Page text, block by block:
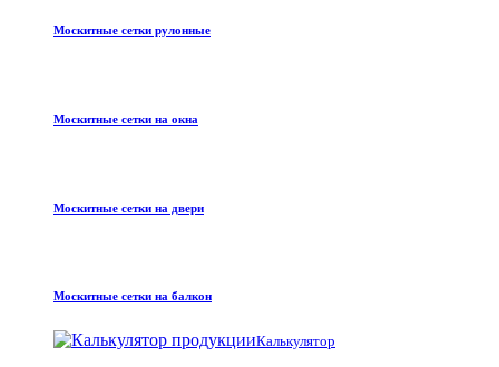
Москитные сетки рулонные
Москитные сетки на окна
Москитные сетки на двери
Москитные сетки на балкон
Калькулятор